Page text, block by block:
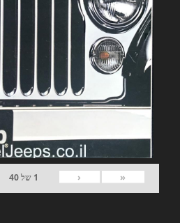
«
‹
1 של40